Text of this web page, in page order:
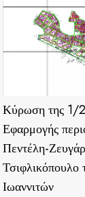
Κύρωση της 1/
Εφαρμογής
Πεντέλη-
Ιωαννιτών